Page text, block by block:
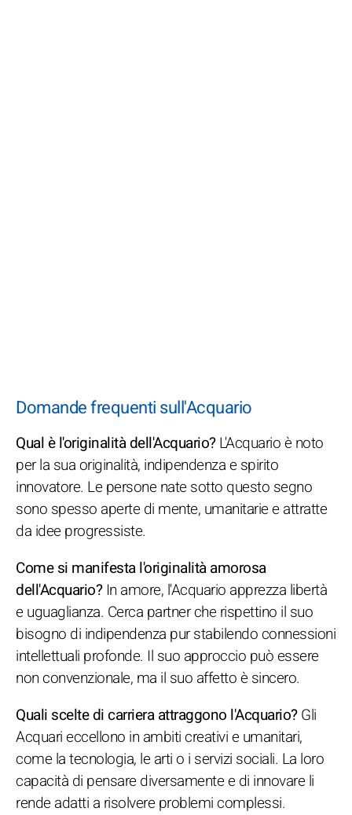
Domande frequenti sull'Acquario
Qual è l'originalità dell'Acquario?L'Acquario è noto
per la sua originalità, indipendenza e spirito
innovatore. Le persone nate sotto questo segno
sono spesso aperte di mente, umanitarie e attratte
da idee progressiste.
Come si manifesta l'originalità amorosa
dell'Acquario?In amore, l'Acquario apprezza libertà
e uguaglianza. Cerca partner che rispettino il suo
bisogno di indipendenza pur stabilendo connessioni
intellettuali profonde. Il suo approccio può essere
non convenzionale, ma il suo affetto è sincero.
Quali scelte di carriera attraggono l'Acquario?Gli
Acquari eccellono in ambiti creativi e umanitari,
come la tecnologia, le arti o i servizi sociali. La loro
capacità di pensare diversamente e di innovare li
rende adatti a risolvere problemi complessi.